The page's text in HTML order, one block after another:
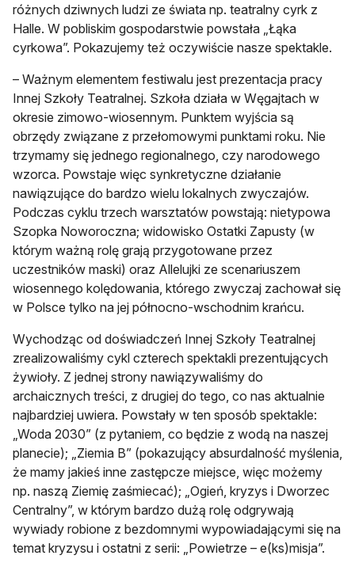
różnych dziwnych ludzi ze świata np. teatralny cyrk z
Halle. W pobliskim gospodarstwie powstała „Łąka
cyrkowa”. Pokazujemy też oczywiście nasze spektakle.
– Ważnym elementem festiwalu jest prezentacja pracy
Innej Szkoły Teatralnej. Szkoła działa w Węgajtach w
okresie zimowo-wiosennym. Punktem wyjścia są
obrzędy związane z przełomowymi punktami roku. Nie
trzymamy się jednego regionalnego, czy narodowego
wzorca. Powstaje więc synkretyczne działanie
nawiązujące do bardzo wielu lokalnych zwyczajów.
Podczas cyklu trzech warsztatów powstają: nietypowa
Szopka Noworoczna; widowisko Ostatki Zapusty (w
którym ważną rolę grają przygotowane przez
uczestników maski) oraz Allelujki ze scenariuszem
wiosennego kolędowania, którego zwyczaj zachował się
w Polsce tylko na jej północno-wschodnim krańcu.
Wychodząc od doświadczeń Innej Szkoły Teatralnej
zrealizowaliśmy cykl czterech spektakli prezentujących
żywioły. Z jednej strony nawiązywaliśmy do
archaicznych treści, z drugiej do tego, co nas aktualnie
najbardziej uwiera. Powstały w ten sposób spektakle:
„Woda 2030” (z pytaniem, co będzie z wodą na naszej
planecie); „Ziemia B” (pokazujący absurdalność myślenia,
że mamy jakieś inne zastępcze miejsce, więc możemy
np. naszą Ziemię zaśmiecać); „Ogień, kryzys i Dworzec
Centralny”, w którym bardzo dużą rolę odgrywają
wywiady robione z bezdomnymi wypowiadającymi się na
temat kryzysu i ostatni z serii: „Powietrze – e(ks)misja”.